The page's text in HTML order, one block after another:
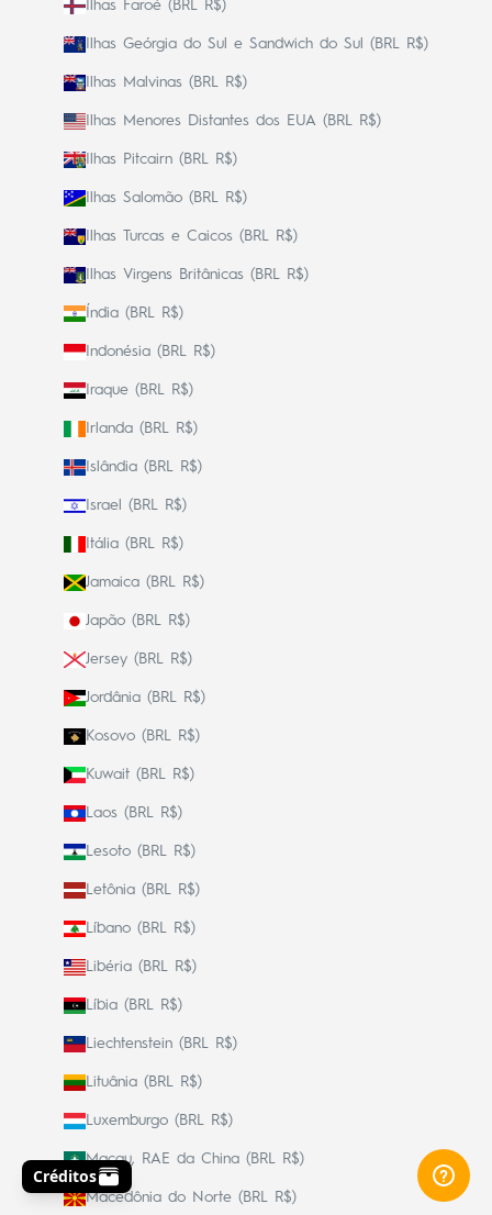
Ilhas Faroé (BRL R$)
Ilhas Geórgia do Sul e Sandwich do Sul (BRL R$)
Ilhas Malvinas (BRL R$)
Ilhas Menores Distantes dos EUA (BRL R$)
Ilhas Pitcairn (BRL R$)
Ilhas Salomão (BRL R$)
Ilhas Turcas e Caicos (BRL R$)
Ilhas Virgens Britânicas (BRL R$)
Índia (BRL R$)
Indonésia (BRL R$)
Iraque (BRL R$)
Irlanda (BRL R$)
Islândia (BRL R$)
Israel (BRL R$)
Itália (BRL R$)
Jamaica (BRL R$)
Japão (BRL R$)
Jersey (BRL R$)
Jordânia (BRL R$)
Kosovo (BRL R$)
Kuwait (BRL R$)
Laos (BRL R$)
Lesoto (BRL R$)
Letônia (BRL R$)
Líbano (BRL R$)
Libéria (BRL R$)
Líbia (BRL R$)
Liechtenstein (BRL R$)
Lituânia (BRL R$)
Luxemburgo (BRL R$)
Macau, RAE da China (BRL R$)
Macedônia do Norte (BRL R$)